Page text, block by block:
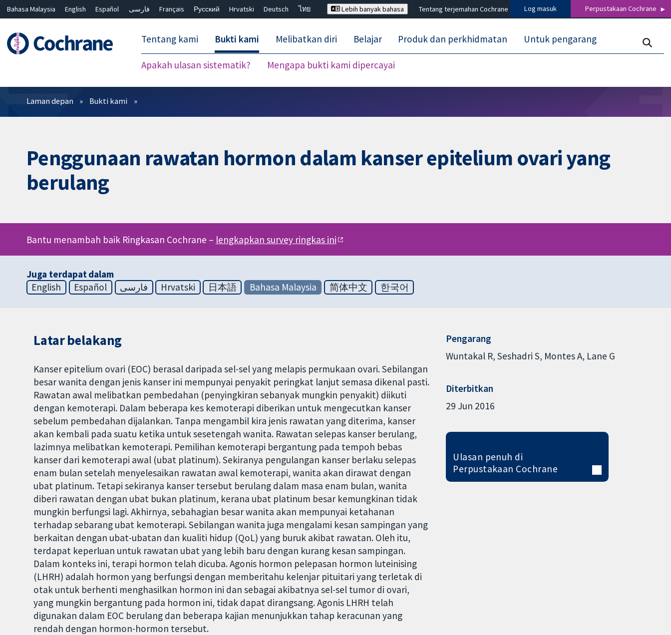
Bahasa Malaysia English Español فارسی Français Русский Hrvatski Deutsch
ไทย
Lebih banyak bahasa Tentang terjemahan Cochrane Log masuk Perpustakaan Cochrane
Tentang kami Bukti kami
Apakah ulasan sistematik? Mengapa bukti kami dipercayai
Melibatkan diri Belajar Produk dan perkhidmatan Untuk pengarang
Penapis
Laman depan Bukti kami
Penggunaan rawatan hormon dalam kanser epitelium ovari yang
berulang
Bantu menambah baik Ringkasan Cochrane – lengkapkan survey ringkas ini
Juga terdapat dalam
English
Español فارسی Hrvatski 日本語 Bahasa Malaysia 简体中文 한국어
Latar belakang
Kanser epitelium ovari (EOC) berasal daripada sel-sel yang melapis permukaan ovari. Sebilangan
besar wanita dengan jenis kanser ini mempunyai penyakit peringkat lanjut semasa dikenal pasti.
Rawatan awal melibatkan pembedahan (penyingkiran sebanyak mungkin penyakit) diikuti
dengan kemoterapi. Dalam beberapa kes kemoterapi diberikan untuk mengecutkan kanser
sebelum pembedahan dijalankan. Tanpa mengambil kira jenis rawatan yang diterima, kanser
akan kembali pada suatu ketika untuk sesetengah wanita. Rawatan selepas kanser berulang,
lazimnya melibatkan kemoterapi. Pemilihan kemoterapi bergantung pada tempoh bebas
kanser dari kemoterapi awal (ubat platinum). Sekiranya pengulangan kanser berlaku selepas
enam bulan setelah menyelesaikan rawatan awal kemoterapi, wanita akan dirawat dengan
ubat platinum. Tetapi sekiranya kanser tersebut berulang dalam masa enam bulan, wanita
diberi rawatan dengan ubat bukan platinum, kerana ubat platinum besar kemungkinan tidak
mungkin berfungsi lagi. Akhirnya, sebahagian besar wanita akan mempunyai ketahanan
terhadap sebarang ubat kemoterapi. Sebilangan wanita juga mengalami kesan sampingan yang
berkaitan dengan ubat-ubatan dan kualiti hidup (QoL) yang buruk akibat rawatan. Oleh itu,
terdapat keperluan untuk rawatan ubat yang lebih baru dengan kurang kesan sampingan.
Dalam konteks ini, terapi hormon telah dicuba. Agonis hormon pelepasan hormon luteinising
(LHRH) adalah hormon yang berfungsi dengan memberitahu kelenjar pituitari yang terletak di
otak untuk berhenti menghasilkan hormon ini dan sebagai akibatnya sel-sel tumor di ovari,
yang mungkin bergantung pada hormon ini, tidak dapat dirangsang. Agonis LHRH telah
digunakan dalam EOC berulang dan beberapa kajian menunjukkan tahap keracunan yang
rendah dengan hormon-hormon tersebut.
Pengarang
Wuntakal R Seshadri S Montes A Lane G
Diterbitkan
29 Jun 2016
Ulasan penuh di
Perpustakaan Cochrane